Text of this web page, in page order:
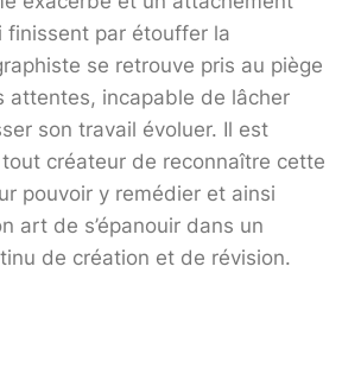
finissent par étouffer la
se retrouve pris au piège
attentes, incapable de lâcher
son travail évoluer. Il est
créateur de reconnaître cette
pouvoir y remédier et ainsi
art de s’épanouir dans un
de création et de révision.